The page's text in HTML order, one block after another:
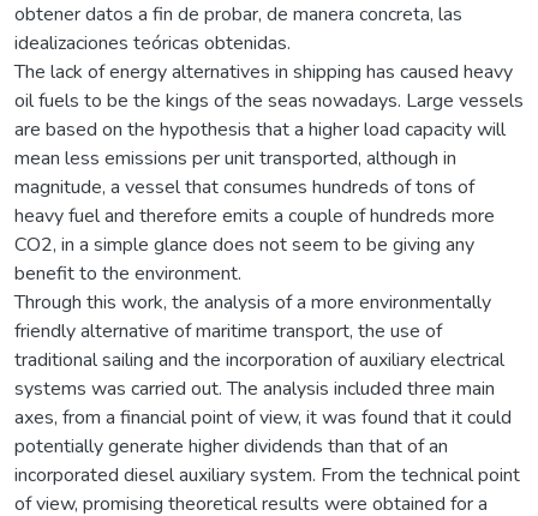
obtener datos a fin de probar, de manera concreta, las
idealizaciones teóricas obtenidas.
The lack of energy alternatives in shipping has caused heavy
oil fuels to be the kings of the seas nowadays. Large vessels
are based on the hypothesis that a higher load capacity will
mean less emissions per unit transported, although in
magnitude, a vessel that consumes hundreds of tons of
heavy fuel and therefore emits a couple of hundreds more
CO2, in a simple glance does not seem to be giving any
benefit to the environment.
Through this work, the analysis of a more environmentally
friendly alternative of maritime transport, the use of
traditional sailing and the incorporation of auxiliary electrical
systems was carried out. The analysis included three main
axes, from a financial point of view, it was found that it could
potentially generate higher dividends than that of an
incorporated diesel auxiliary system. From the technical point
of view, promising theoretical results were obtained for a